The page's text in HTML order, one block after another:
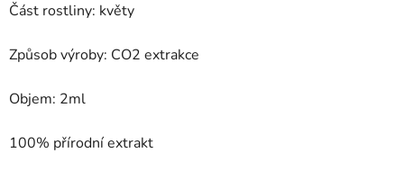
Část rostliny: květy
Způsob výroby: CO2 extrakce
Objem: 2ml
100% přírodní extrakt